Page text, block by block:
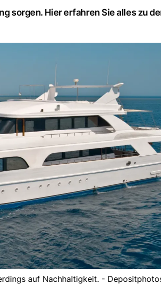
sorgen. Hier erfahren Sie alles zu
auf Nachhaltigkeit. -